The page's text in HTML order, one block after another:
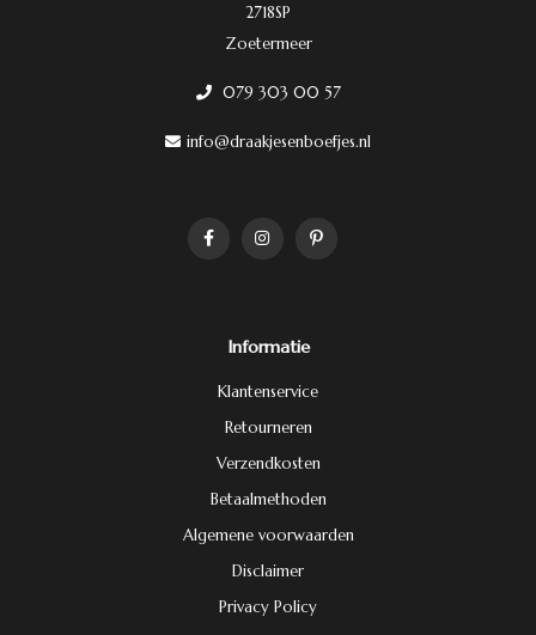
2718SP
Zoetermeer
079 303 00 57
info@draakjesenboefjes.nl
Informatie
Klantenservice
Retourneren
Verzendkosten
Betaalmethoden
Algemene voorwaarden
Disclaimer
Privacy Policy